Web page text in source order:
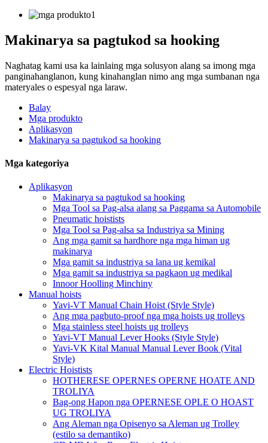
Makinarya sa pagtukod sa hooking
Naghatag kami usa ka lainlaing mga solusyon alang sa imong mga
panginahanglanon, kung kinahanglan nimo ang mga sumbanan nga
materyales o espesyal nga laraw.
Balay
Mga produkto
Aplikasyon
Makinarya sa pagtukod sa hooking
Mga kategoriya
Aplikasyon
Makinarya sa pagtukod sa hooking
Mga Tool sa Pag-alsa alang sa Paggama sa Automobile
Pneumatic hoistists
Mga Tool sa Pag-alsa sa Industriya sa Mining
Ang mga gamit sa hardhore nga mga himan ug
makinarya
Mga gamit sa industriya sa lana ug kemikal
Mga gamit sa industriya sa pagkaon ug medikal
Innoor Hoolling Minchiny
Manual hoists
Yavi-VT Manual Chain Hoist (Style Style)
Ang mga pagbuto-proof nga mga hoists ug trolleys
Mga stainless steel hoists ug trolleys
Yavi-VT Manual Lever Hooks (Style Style)
Yavi-VK Kital Manual Manual Lever Book (Vital
Style)
Electric Hoistists
HOTHERESE OPERNES OPERNE HOATE AND
TROLIYA
Bag-ong Hapon nga OPERNESE OPLE O HOAST
UG TROLIYA
Ang Aleman nga Opisenyo sa Aleman ug Trolley
(estilo sa demantiko)